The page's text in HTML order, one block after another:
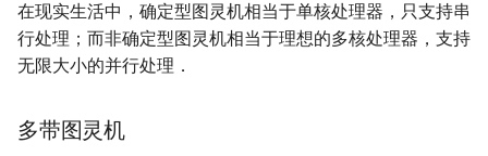
在现实生活中，确定型图灵机相当于单核处理器，只支持串
行处理；而非确定型图灵机相当于理想的多核处理器，支持
无限大小的并行处理．
多带图灵机